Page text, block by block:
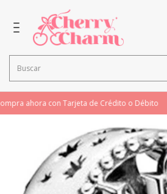
ahora con Tarjeta de Crédito o Débito